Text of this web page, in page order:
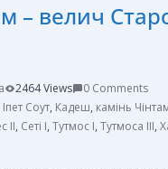
– велич
2464 Views
0 Comments
Іпет Соут, Кадеш, камінь
II, Сеті I, Тутмос I, Тутмоса III,